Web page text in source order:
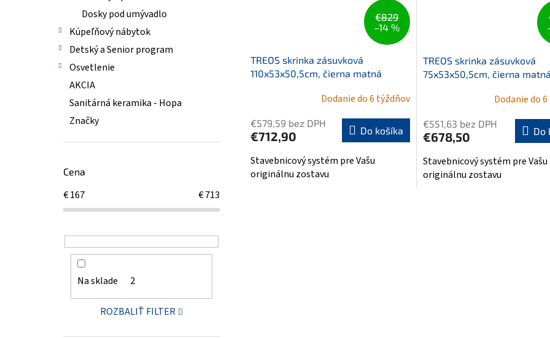
Dosky pod umývadlo
Kúpeľňový nábytok
Detský a Senior program
Osvetlenie
AKCIA
Sanitárná keramika - Hopa
Značky
Cena
€167 €713
Na sklade 2
ROZBALIŤ FILTER
€829
–14 %
TREOS skrinka zásuvková
110x53x50,5cm, čierna matná
Dodanie do 6 týždňov
€579,59 bez DPH
€712,90 Do košíka
Stavebnicový systém pre Vašu
originálnu zostavu
TREOS skrinka zásuvková
75x53x50,5cm, čierna matná
Dodanie do
€551,63 bez DPH
€678,50 Do
Stavebnicový systém pre Vašu
originálnu zostavu